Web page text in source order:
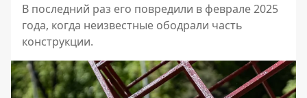
В последний раз его повредили в феврале 2025
года, когда неизвестные ободрали часть
конструкции.